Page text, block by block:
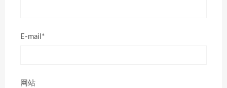
E-mail*
网站